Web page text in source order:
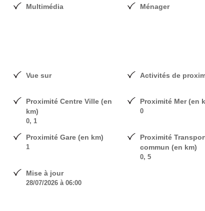
Multimédia Ménager
Vue sur Activités de
Proximité Centre Ville (en
km)
0, 1
Proximité Mer (en
0
Proximité Gare (en km)
1
Proximité
commun (en km)
0, 5
Mise à jour
28/07/2026 à 06:00